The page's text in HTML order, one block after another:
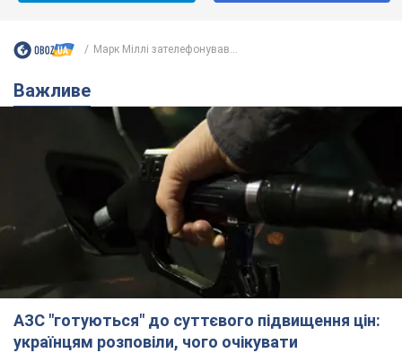
Марк Міллі зателефонував...
Важливе
АЗС "готуються" до суттєвого підвищення цін:
українцям розповіли, чого очікувати